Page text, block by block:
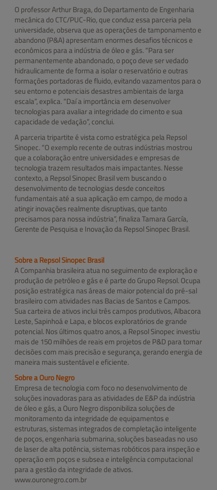
O professor Arthur Braga, do Departamento de Engenharia
mecânica do CTC/PUC-Rio, que conduz essa parceria pela
universidade, observa que as operações de tamponamento e
abandono (P&A) apresentam enormes desafios técnicos e
econômicos para a indústria de óleo e gás. “Para ser
permanentemente abandonado, o poço deve ser vedado
hidraulicamente de forma a isolar o reservatório e outras
formações portadoras de fluido, evitando vazamentos para o
seu entorno e potenciais desastres ambientais de larga
escala”, explica. “Daí a importância em desenvolver
tecnologias para avaliar a integridade do cimento e sua
capacidade de vedação”, conclui.
A parceria tripartite é vista como estratégica pela Repsol
Sinopec. “O exemplo recente de outras indústrias mostrou
que a colaboração entre universidades e empresas de
tecnologia trazem resultados mais impactantes. Nesse
contexto, a Repsol Sinopec Brasil vem buscando o
desenvolvimento de tecnologias desde conceitos
fundamentais até a sua aplicação em campo, de modo a
atingir inovações realmente disruptivas, que tanto
precisamos para nossa indústria”, finaliza Tamara García,
Gerente de Pesquisa e Inovação da Repsol Sinopec Brasil.
Sobre a Repsol Sinopec Brasil
A Companhia brasileira atua no seguimento de exploração e
produção de petróleo e gás e é parte do Grupo Repsol. Ocupa
posição estratégica nas áreas de maior potencial do pré-sal
brasileiro com atividades nas Bacias de Santos e Campos.
Sua carteira de ativos inclui três campos produtivos, Albacora
Leste, Sapinhoá e Lapa, e blocos exploratórios de grande
potencial. Nos últimos quatro anos, a Repsol Sinopec investiu
mais de 150 milhões de reais em projetos de P&D para tomar
decisões com mais precisão e segurança, gerando energia de
maneira mais sustentável e eficiente.
Sobre a Ouro Negro
Empresa de tecnologia com foco no desenvolvimento de
soluções inovadoras para as atividades de E&P da indústria
de óleo e gás, a Ouro Negro disponibiliza soluções de
monitoramento da integridade de equipamentos e
estruturas, sistemas integrados de completação inteligente
de poços, engenharia submarina, soluções baseadas no uso
de laser de alta potência, sistemas robóticos para inspeção e
operação em poços e subsea e inteligência computacional
para a gestão da integridade de ativos.
www.ouronegro.com.br